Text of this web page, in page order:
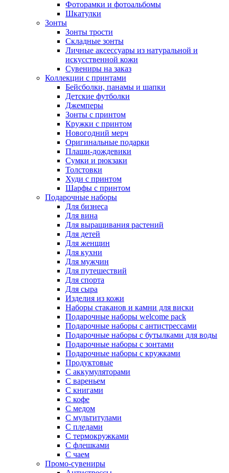
Фоторамки и фотоальбомы
Шкатулки
Зонты
Зонты трости
Складные зонты
Личные аксессуары из натуральной и
искусственной кожи
Сувениры на заказ
Коллекции с принтами
Бейсболки, панамы и шапки
Детские футболки
Джемперы
Зонты с принтом
Кружки с принтом
Новогодний мерч
Оригинальные подарки
Плащи-дождевики
Сумки и рюкзаки
Толстовки
Худи с принтом
Шарфы с принтом
Подарочные наборы
Для бизнеса
Для вина
Для выращивания растений
Для детей
Для женщин
Для кухни
Для мужчин
Для путешествий
Для спорта
Для сыра
Изделия из кожи
Наборы стаканов и камни для виски
Подарочные наборы welcome pack
Подарочные наборы с антистрессами
Подарочные наборы с бутылками для воды
Подарочные наборы с зонтами
Подарочные наборы с кружками
Продуктовые
С аккумуляторами
С вареньем
С книгами
С кофе
С медом
С мультитулами
С пледами
С термокружками
С флешками
С чаем
Промо-сувениры